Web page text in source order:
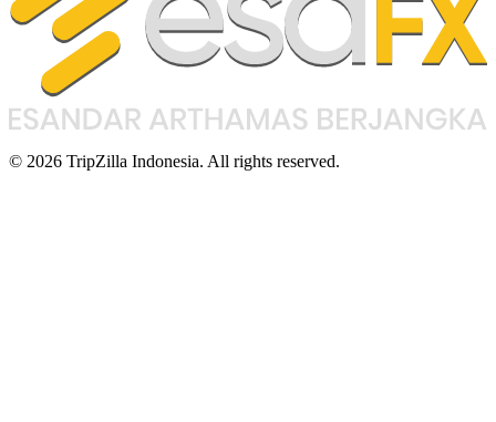
© 2026 TripZilla Indonesia. All rights reserved.